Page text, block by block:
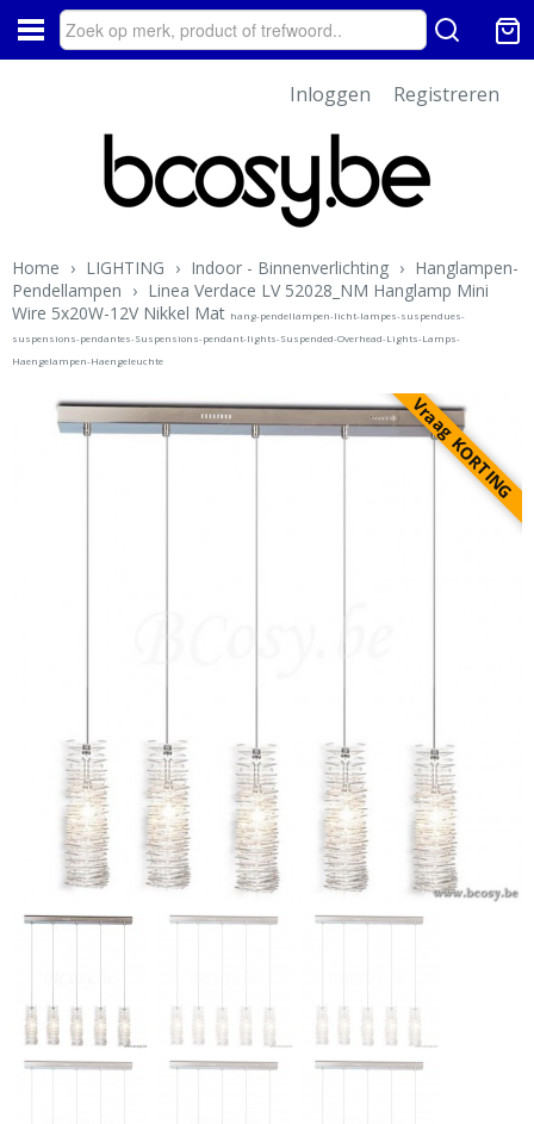
Inloggen Registreren
Home › LIGHTING › Indoor - Binnenverlichting › Hanglampen-
Pendellampen › Linea Verdace LV 52028_NM Hanglamp Mini
Wire 5x20W-12V Nikkel Mat hang-pendellampen-licht-lampes-suspendues-
suspensions-pendantes-Suspensions-pendant-lights-Suspended-Overhead-Lights-Lamps-
Haengelampen-Haengeleuchte
Vraag KORTING